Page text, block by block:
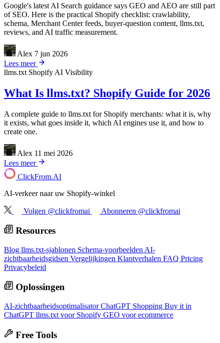
Google's latest AI Search guidance says GEO and AEO are still part
of SEO. Here is the practical Shopify checklist: crawlability,
schema, Merchant Center feeds, buyer-question content, llms.txt,
reviews, and AI traffic measurement.
Alex 7 jun 2026
Lees meer
llms.txt Shopify AI Visibility
What Is llms.txt? Shopify Guide for 2026
A complete guide to llms.txt for Shopify merchants: what it is, why
it exists, what goes inside it, which AI engines use it, and how to
create one.
Alex 11 mei 2026
Lees meer
ClickFrom.AI
AI-verkeer naar uw Shopify-winkel
Volgen @clickfromai Abonneren @clickfromai
Resources
Blog llms.txt-sjablonen Schema-voorbeelden AI-
zichtbaarheidsgidsen Vergelijkingen Klantverhalen FAQ Pricing
Privacybeleid
Oplossingen
AI-zichtbaarheidsoptimalisatorChatGPT Shopping Buy it in
ChatGPT llms.txt voor Shopify GEO voor ecommerce
Free Tools